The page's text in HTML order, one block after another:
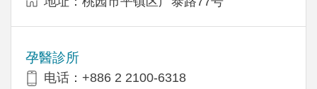
孕醫診所
电话：+886 2 2100-6318